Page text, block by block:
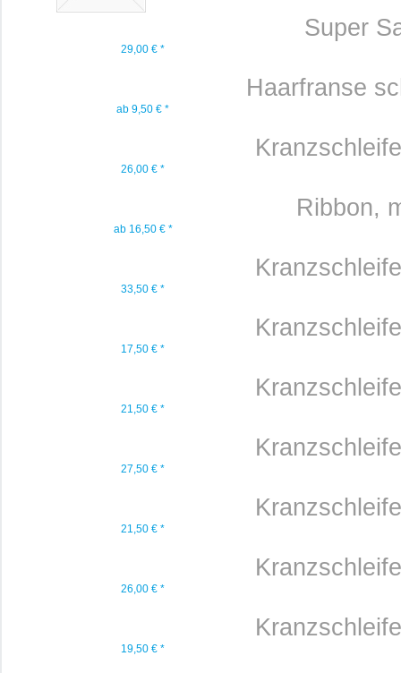
Super
29,00 € *
Haarfranse
ab 9,50 € *
26,00 € *
Ribbon,
ab 16,50 € *
33,50 € *
17,50 € *
21,50 € *
27,50 € *
21,50 € *
26,00 € *
19,50 € *